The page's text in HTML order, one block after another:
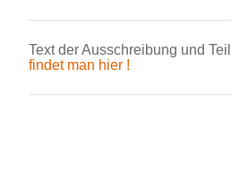
Text der Ausschreibung und
findet man hier !